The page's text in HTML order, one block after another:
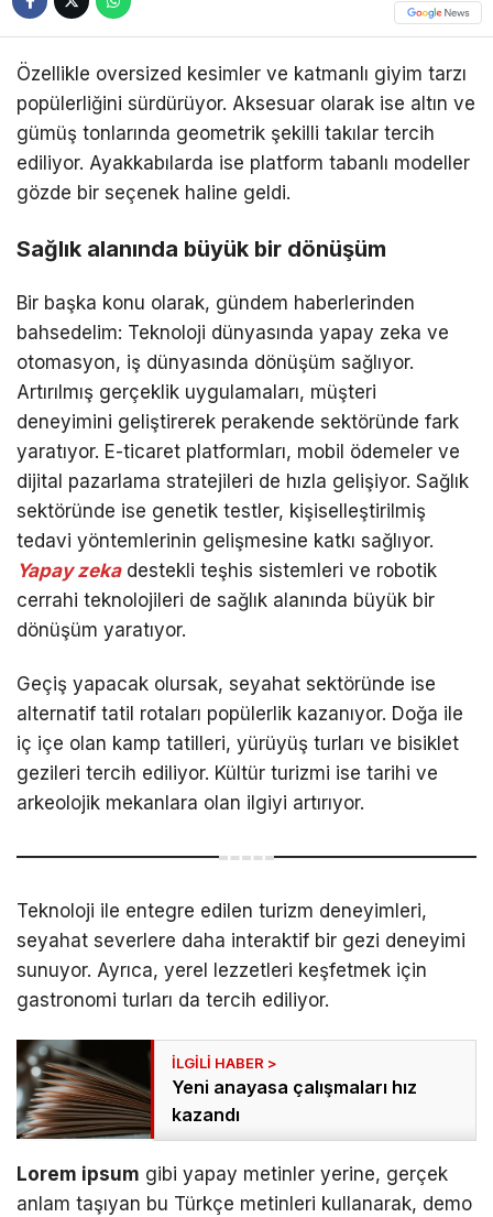
Özellikle oversized kesimler ve katmanlı giyim tarzı
popülerliğini sürdürüyor. Aksesuar olarak ise altın ve
gümüş tonlarında geometrik şekilli takılar tercih
ediliyor. Ayakkabılarda ise platform tabanlı modeller
gözde bir seçenek haline geldi.
Sağlık alanında büyük bir dönüşüm
Bir başka konu olarak, gündem haberlerinden
bahsedelim: Teknoloji dünyasında yapay zeka ve
otomasyon, iş dünyasında dönüşüm sağlıyor.
Artırılmış gerçeklik uygulamaları, müşteri
deneyimini geliştirerek perakende sektöründe fark
yaratıyor. E-ticaret platformları, mobil ödemeler ve
dijital pazarlama stratejileri de hızla gelişiyor. Sağlık
sektöründe ise genetik testler, kişiselleştirilmiş
tedavi yöntemlerinin gelişmesine katkı sağlıyor.
Yapay zekadestekli teşhis sistemleri ve robotik
cerrahi teknolojileri de sağlık alanında büyük bir
dönüşüm yaratıyor.
Geçiş yapacak olursak, seyahat sektöründe ise
alternatif tatil rotaları popülerlik kazanıyor. Doğa ile
iç içe olan kamp tatilleri, yürüyüş turları ve bisiklet
gezileri tercih ediliyor. Kültür turizmi ise tarihi ve
arkeolojik mekanlara olan ilgiyi artırıyor.
Teknoloji ile entegre edilen turizm deneyimleri,
seyahat severlere daha interaktif bir gezi deneyimi
sunuyor. Ayrıca, yerel lezzetleri keşfetmek için
gastronomi turları da tercih ediliyor.
Yeni anayasa çalışmaları hız
kazandı
Lorem ipsum gibi yapay metinler yerine, gerçek
anlam taşıyan bu Türkçe metinleri kullanarak, demo